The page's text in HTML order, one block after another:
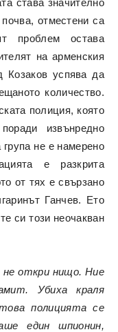
става значително
отместени са
проблем остава
на арменския
Козаков успява да
количество.
полиция, която
извънредно
не е намерено
е разкрита
от тях е свързано
Ганчев. Ето
си този неочакван
не откри нищо. Ние
Убиха краля
полицията се
един шпионин,